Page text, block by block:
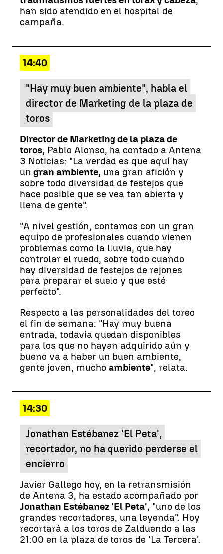
han sido atendido en el hospital de
campaña.
14:40
"Hay muy buen ambiente", habla el
director de Marketing de la plaza de
toros
Director de Marketing de la plaza de
toros, Pablo Alonso, ha contado a Antena
3 Noticias: "La verdad es que aquí hay
un gran ambiente, una gran afición y
sobre todo diversidad de festejos que
hace posible que se vea tan abierta y
llena de gente".
"A nivel gestión, contamos con un gran
equipo de profesionales cuando vienen
problemas como la lluvia, que hay
controlar el ruedo, sobre todo cuando
hay diversidad de festejos de rejones
para preparar el suelo y que esté
perfecto".
Respecto a las personalidades del toreo
el fin de semana: "Hay muy buena
entrada, todavía quedan disponibles
para los que no hayan adquirido aún y
bueno va a haber un buen ambiente,
gente joven, mucho ambiente", relata.
14:30
Jonathan Estébanez 'El Peta',
recortador, no ha querido perderse el
encierro
Javier Gallego hoy, en la retransmisión
de Antena 3, ha estado acompañado por
Jonathan Estébanez 'El Peta', "uno de los
grandes recortadores, una leyenda". Hoy
recortará a los toros de Zalduendo a las
21:00 en la plaza de toros de 'La Tercera'.